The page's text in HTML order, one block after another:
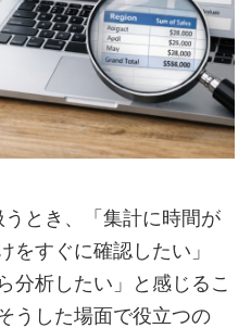
とき、「集計に時間が
をすぐに確認したい」
分析したい」と感じるこ
うした場面で役立つの